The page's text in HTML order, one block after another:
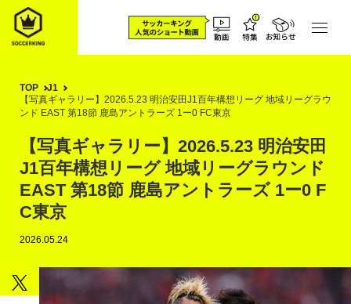
TOP
J1
【写真ギャラリー】2026.5.23 明治安田J1百年構想リーグ 地域リーグラウ
ンド EAST 第18節 鹿島アントラーズ 1ー0 FC東京
【写真ギャラリー】2026.5.23 明治安田
J1百年構想リーグ 地域リーグラウンド
EAST 第18節 鹿島アントラーズ 1ー0 F
C東京
2026.05.24